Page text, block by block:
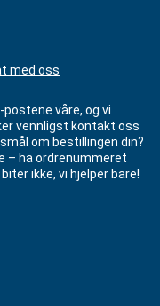
med oss
postene våre, og vi
vennligst kontakt oss
om bestillingen din?
– ha ordrenummeret
ikke, vi hjelper bare!